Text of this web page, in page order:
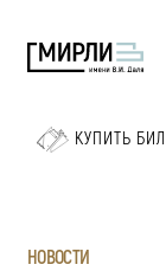
КУПИТЬ
НОВОСТИ